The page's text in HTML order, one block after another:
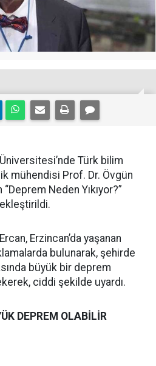
Üniversitesi’nde Türk bilim
mühendisi Prof. Dr. Övgün
Neden Yıkıyor?”
Erzincan’da yaşanan
bulunarak, şehirde
büyük bir deprem
ciddi şekilde uyardı.
DEPREM OLABİLİR